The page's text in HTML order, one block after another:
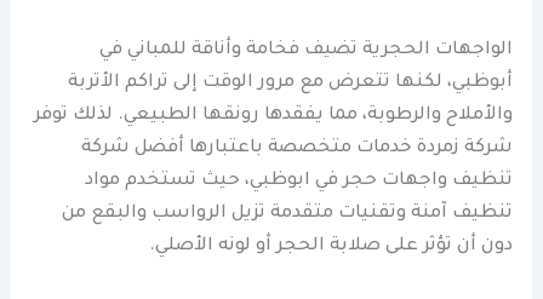
الواجهات الحجرية تضيف فخامة وأناقة للمباني في
أبوظبي، لكنها تتعرض مع مرور الوقت إلى تراكم الأتربة
والأملاح والرطوبة، مما يفقدها رونقها الطبيعي. لذلك توفر
شركة زمردة خدمات متخصصة باعتبارها أفضل شركة
تنظيف واجهات حجر في ابوظبي، حيث تستخدم مواد
تنظيف آمنة وتقنيات متقدمة تزيل الرواسب والبقع من
دون أن تؤثر على صلابة الحجر أو لونه الأصلي.